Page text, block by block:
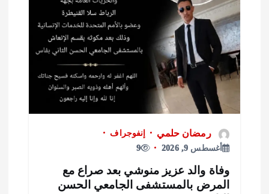
رمضان حلمي
إنفوجراف
9
والد عزيز منوشي بعد صراع مع
بالمستشفى الجامعي الحسن